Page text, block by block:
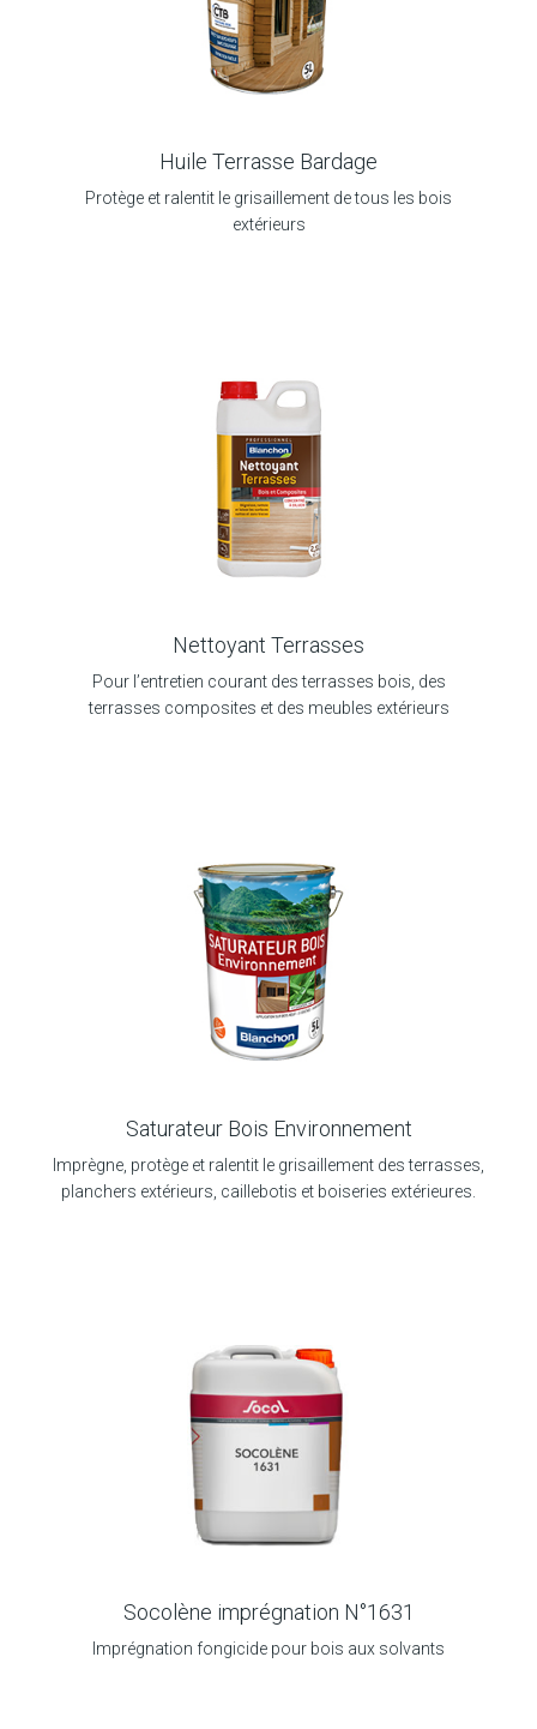
Huile Terrasse Bardage
Protège et ralentit le grisaillement de tous les bois
extérieurs
Nettoyant Terrasses
Pour l’entretien courant des terrasses bois, des
terrasses composites et des meubles extérieurs
Saturateur Bois Environnement
Imprègne, protège et ralentit le grisaillement des terrasses,
planchers extérieurs, caillebotis et boiseries extérieures.
Socolène imprégnation N°1631
Imprégnation fongicide pour bois aux solvants